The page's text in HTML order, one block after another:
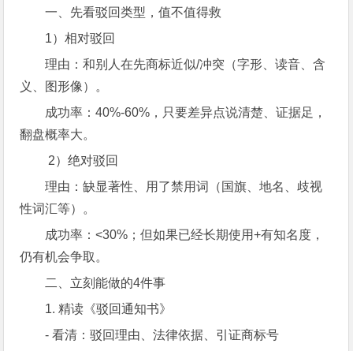
一、先看驳回类型，值不值得救
1）相对驳回
理由：和别人在先商标近似/冲突（字形、读音、含
义、图形像）。
成功率：40%-60%，只要差异点说清楚、证据足，
翻盘概率大。
2）绝对驳回
理由：缺显著性、用了禁用词（国旗、地名、歧视
性词汇等）。
成功率：<30%；但如果已经长期使用+有知名度，
仍有机会争取。
二、立刻能做的4件事
1. 精读《驳回通知书》
- 看清：驳回理由、法律依据、引证商标号